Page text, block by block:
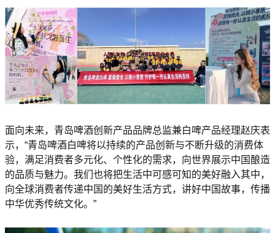
面向未来，青岛啤酒创新产品品牌总监兼白啤产品经理赵庆表
示，“青岛啤酒白啤将以持续的产品创新与不断升级的消费体
验，满足消费者多元化、个性化的需求，向世界展示中国酿造
的品质与魅力。我们也将把生活中可感可知的美好融入其中，
向全球消费者传递中国的美好生活方式，讲好中国故事，传播
中华优秀传统文化。”